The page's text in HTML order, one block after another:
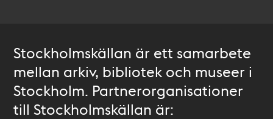
Stockholmskällan är ett samarbete
mellan arkiv, bibliotek och museer i
Stockholm. Partnerorganisationer
till Stockholmskällan är: